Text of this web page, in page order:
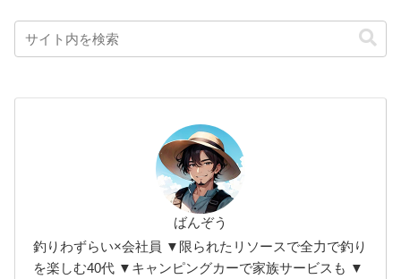
ばんぞう
釣りわずらい×会社員 ▼限られたリソースで全力で釣り
を楽しむ40代 ▼キャンピングカーで家族サービスも ▼